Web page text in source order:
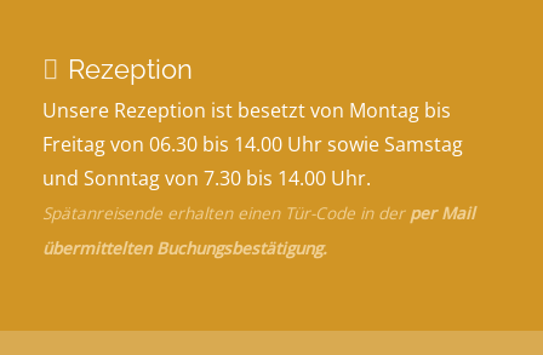
Rezeption
Unsere Rezeption ist besetzt von Montag bis
Freitag von 06.30 bis 14.00 Uhr sowie Samstag
und Sonntag von 7.30 bis 14.00 Uhr.
Spätanreisende erhalten einen Tür-Code in der per Mail
übermittelten Buchungsbestätigung.